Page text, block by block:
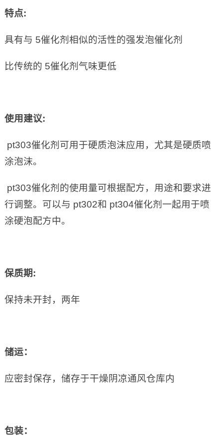
特点:
具有与 5催化剂相似的活性的强发泡催化剂
比传统的 5催化剂气味更低
使用建议:
pt303催化剂可用于硬质泡沫应用，尤其是硬质喷
涂泡沫。
pt303催化剂的使用量可根据配方，用途和要求进
行调整。可以与 pt302和 pt304催化剂一起用于喷
涂硬泡配方中。
保质期:
保持未开封，两年
储运：
应密封保存，储存于干燥阴凉通风仓库内
包装：